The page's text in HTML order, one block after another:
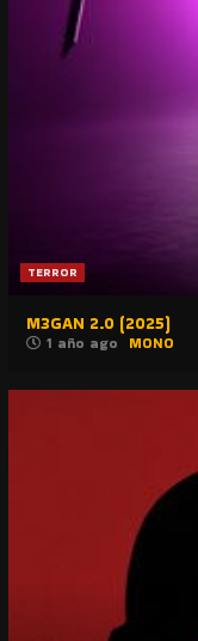
TERROR
M3GAN 2.0 (2025)
1 año ago MONO